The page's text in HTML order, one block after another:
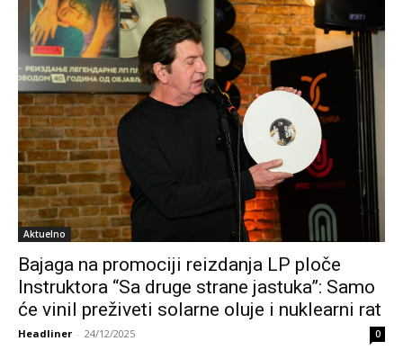
Aktuelno
Bajaga na promociji reizdanja LP ploče
Instruktora “Sa druge strane jastuka”: Samo
će vinil preživeti solarne oluje i nuklearni rat
Headliner - 24/12/2025 0